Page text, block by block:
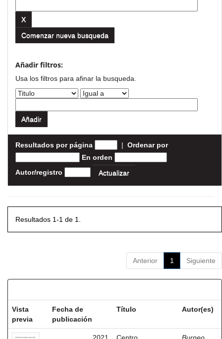
Comenzar nueva busqueda
Añadir filtros:
Usa los filtros para afinar la busqueda.
Resultados por página | Ordenar por
En orden
Autor/registro
Resultados 1-1 de 1.
Anterior 1 Siguiente
Vista
previa
Fecha de
publicación
Título Autor(es)